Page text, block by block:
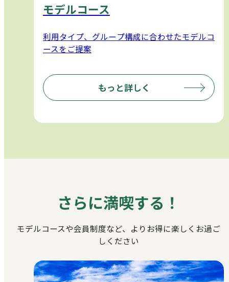
モデルコース
利用タイプ、グループ構成に合わせたモデルコ
ースをご提案
もっと詳しく
さらに満喫する！
モデルコースや会員制度など、よりお得に楽しくお過ご
しください